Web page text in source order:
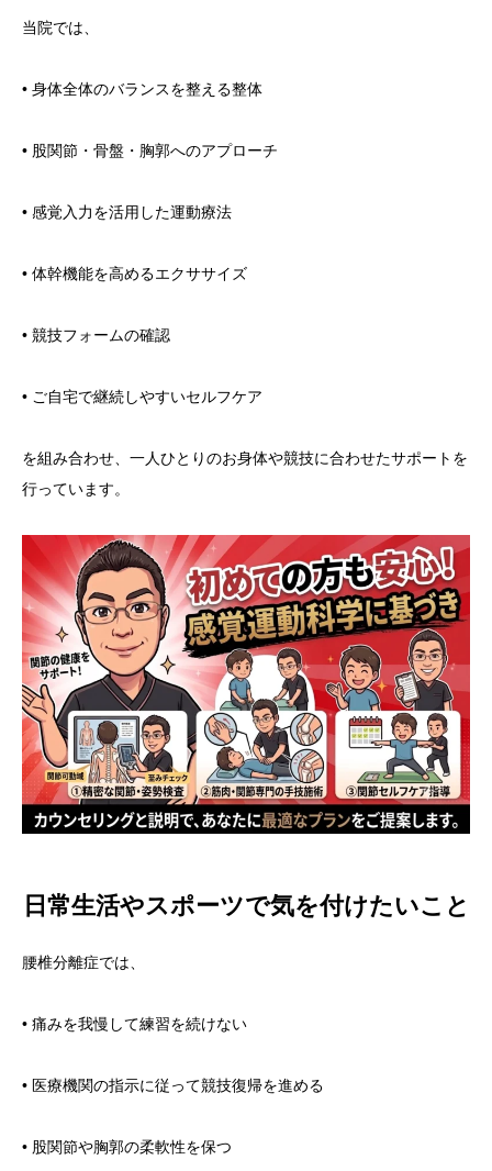
当院では、
• 身体全体のバランスを整える整体
• 股関節・骨盤・胸郭へのアプローチ
• 感覚入力を活用した運動療法
• 体幹機能を高めるエクササイズ
• 競技フォームの確認
• ご自宅で継続しやすいセルフケア
を組み合わせ、一人ひとりのお身体や競技に合わせたサポートを
行っています。
日常生活やスポーツで気を付けたいこと
腰椎分離症では、
• 痛みを我慢して練習を続けない
• 医療機関の指示に従って競技復帰を進める
• 股関節や胸郭の柔軟性を保つ